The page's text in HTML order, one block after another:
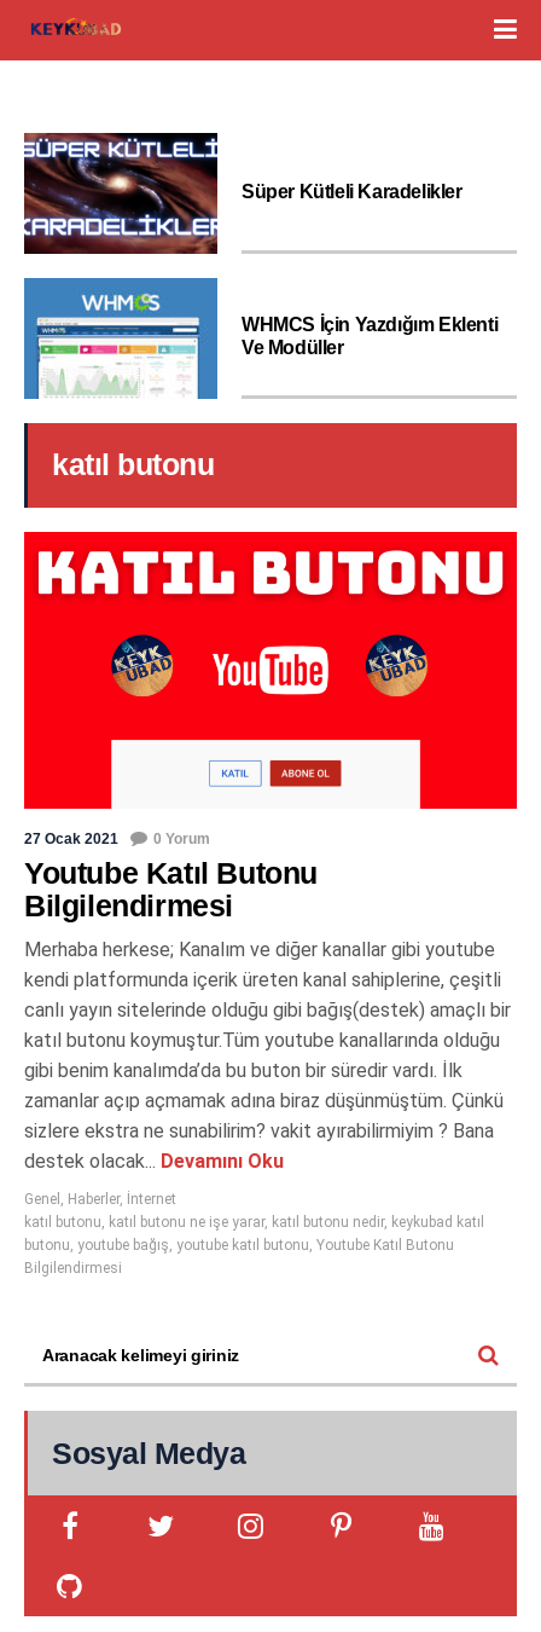
Süper Kütleli Karadelikler
WHMCS İçin Yazdığım Eklenti
Ve Modüller
katıl butonu
27 Ocak 2021 0 Yorum
Youtube Katıl Butonu
Bilgilendirmesi
Merhaba herkese; Kanalım ve diğer kanallar gibi youtube
kendi platformunda içerik üreten kanal sahiplerine, çeşitli
canlı yayın sitelerinde olduğu gibi bağış(destek) amaçlı bir
katıl butonu koymuştur.Tüm youtube kanallarında olduğu
gibi benim kanalımda’da bu buton bir süredir vardı. İlk
zamanlar açıp açmamak adına biraz düşünmüştüm. Çünkü
sizlere ekstra ne sunabilirim? vakit ayırabilirmiyim ? Bana
destek olacak... Devamını Oku
Genel , Haberler, İnternet
katıl butonu, katıl butonu ne işe yarar, katıl butonu nedir, keykubad katıl
butonu, youtube bağış, youtube katıl butonu, Youtube Katıl Butonu
Bilgilendirmesi
Sosyal Medya